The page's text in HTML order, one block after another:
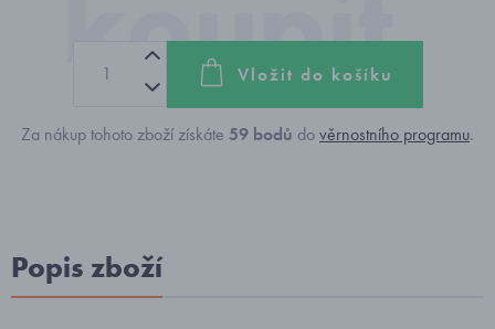
Vložit do košíku
Za nákup tohoto zboží získáte 59 bodů dověrnostního programu.
Popis zboží